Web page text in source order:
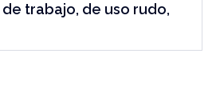
de trabajo, de uso rudo,